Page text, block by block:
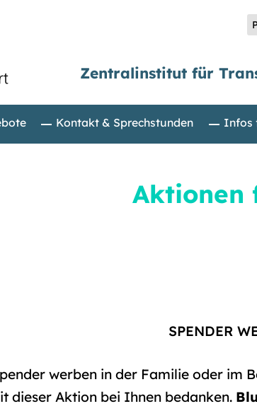
Zentralinstitut für
Kontakt & Sprechstunden Infos
Aktionen
SPENDER
werben in der Familie oder im
dieser Aktion bei Ihnen bedanken.